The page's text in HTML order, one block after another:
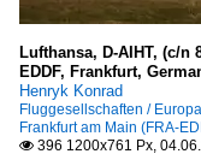
Lufthansa, D-AIHT, (c/n
EDDF, Frankfurt,
Henryk Konrad
Fluggesellschaften /
Frankfurt am Main (FRA-
 396 1200x761 Px,